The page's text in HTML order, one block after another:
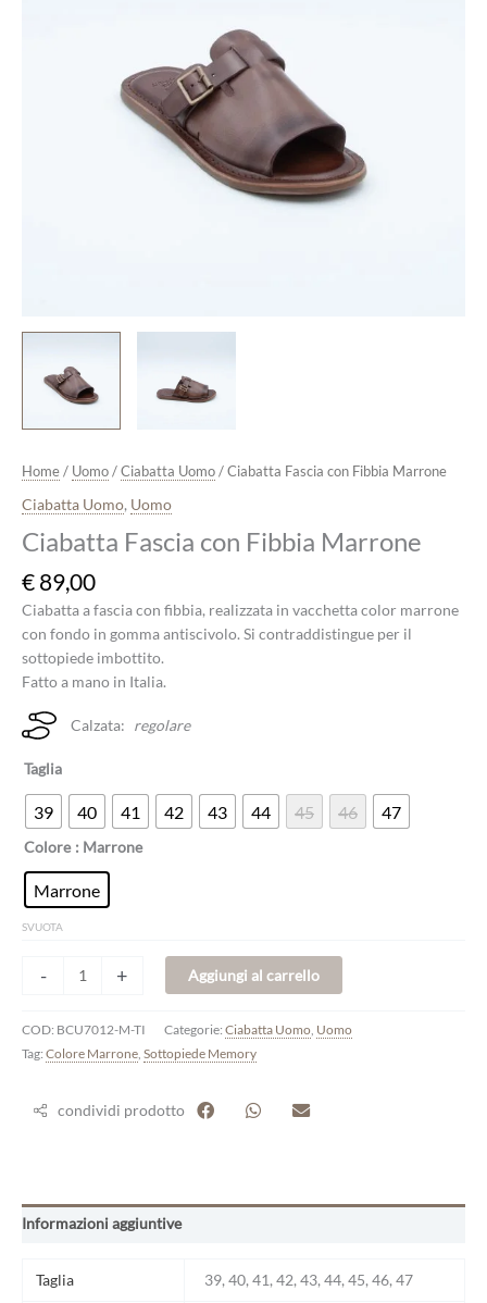
Home / Uomo / Ciabatta Uomo / Ciabatta Fascia con Fibbia Marrone
Ciabatta Uomo, Uomo
Ciabatta Fascia con Fibbia Marrone
€ 89,00
Ciabatta a fascia con fibbia, realizzata in vacchetta color marrone
con fondo in gomma antiscivolo. Si contraddistingue per il
sottopiede imbottito.
Fatto a mano in Italia.
Calzata: regolare
Taglia
39 40 41 42 43 44 45 46 47
Colore : Marrone
Marrone
SVUOTA
- + Aggiungi al carrello
COD: BCU7012-M-TI Categorie: Ciabatta Uomo Uomo
Tag: Colore Marrone Sottopiede Memory
condividi prodotto
Informazioni aggiuntive
Taglia 39, 40, 41, 42, 43, 44, 45, 46, 47